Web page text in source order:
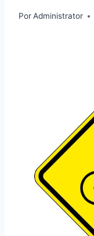
PorAdministrator